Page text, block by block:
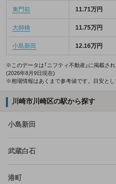
東門前 11.71万円
大師橋 11.75万円
小島新田 12.16万円
※このデータは「ニフティ不動産」に掲載さ
(2026年8月9日現在)
※相場情報はあくまで参考値です。目安とし
川崎市川崎区の駅から探す
小島新田
武蔵白石
港町